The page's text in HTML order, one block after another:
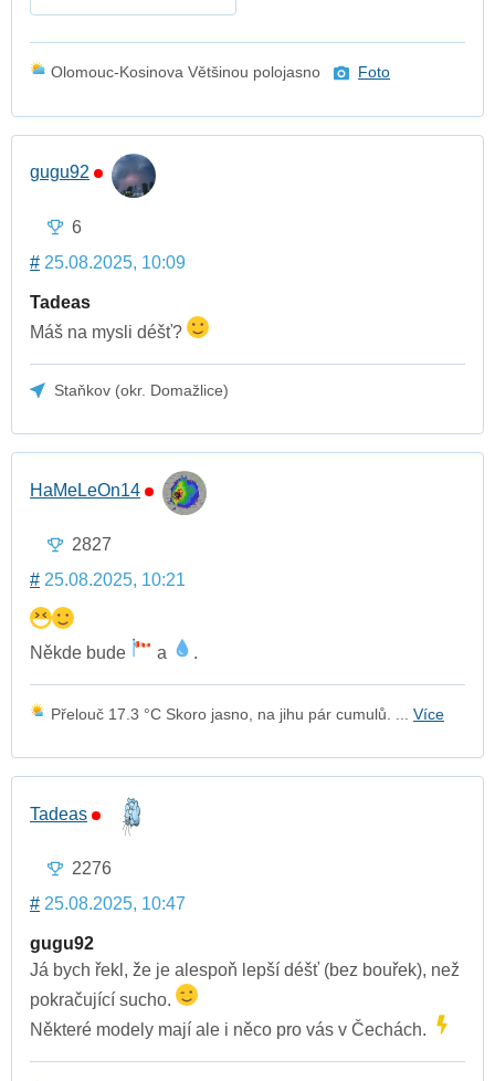
Olomouc-Kosinova Většinou polojasno Foto
gugu92
6
# 25.08.2025, 10:09
Tadeas
Máš na mysli déšť?
Staňkov (okr. Domažlice)
HaMeLeOn14
2827
# 25.08.2025, 10:21
Někde bude a .
Přelouč 17.3 °C Skoro jasno, na jihu pár cumulů. ... Více
Tadeas
2276
# 25.08.2025, 10:47
gugu92
Já bych řekl, že je alespoň lepší déšť (bez bouřek), než
pokračující sucho.
Některé modely mají ale i něco pro vás v Čechách.